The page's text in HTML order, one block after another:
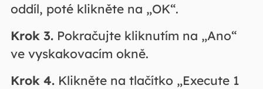
oddíl, poté klikněte na „OK“.
Krok 3.Pokračujte kliknutím na „Ano“
ve vyskakovacím okně.
Krok 4.Klikněte na tlačítko „Execute 1